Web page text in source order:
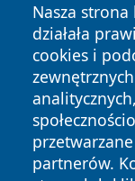
Nasza
działała
cookies i
partnerów.
Copyright © 2026
zastrzeżone.
News Autorzy